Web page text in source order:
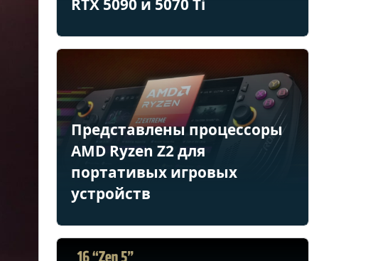
RTX 5090 и 5070 Ti
Представлены процессоры
AMD Ryzen Z2 для
портативых игровых
устройств